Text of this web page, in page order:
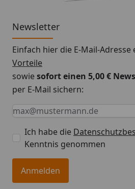
Newsletter
Einfach hier die E-Mail-
Vorteile
sowiesofort einen 5,00 €
per E-Mail sichern:
Keine Eingabe erforderlich
Eingabe erforderlich
E-Mail *
Ich habe die
Kenntnis genommen
Anmelden